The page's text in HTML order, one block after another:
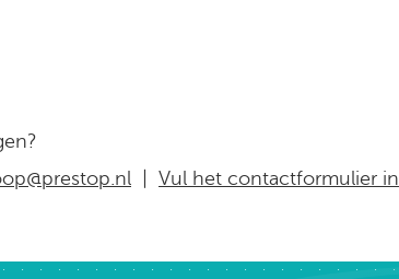
Vul het contactformulier in